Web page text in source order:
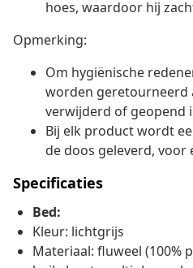
hoes, waardoor hij
Opmerking:
Om hygiënische
worden geretourneerd
verwijderd of geopend
Bij elk product wordt
de doos geleverd, voor
Specificaties
Bed:
Kleur: lichtgrijs
Materiaal: fluweel (100%